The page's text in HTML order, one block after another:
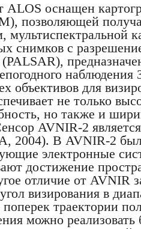
ALOS оснащен
позволяющей
мультиспектральной
снимков с
объективов для
не только
но также и
AVNIR-2
2004). В AVNIR-2
электронные
достижение
отличие от AVNIR
визирования в
поперек траектории
можно реализовать